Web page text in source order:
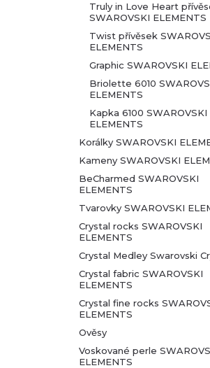
Truly in Love Heart
SWAROVSKI ELEMENTS
Twist přívěsek
ELEMENTS
Graphic SWAROVSKI
Briolette 6010
ELEMENTS
Kapka 6100 SWAROVSKI
ELEMENTS
Korálky SWAROVSKI
Kameny SWAROVSKI
BeCharmed SWAROVSKI
ELEMENTS
Tvarovky SWAROVSKI
Crystal rocks SWAROVSKI
ELEMENTS
Crystal Medley Swarovski
Crystal fabric SWAROVSKI
ELEMENTS
Crystal fine rocks
ELEMENTS
Ověsy
Voskované perle
ELEMENTS